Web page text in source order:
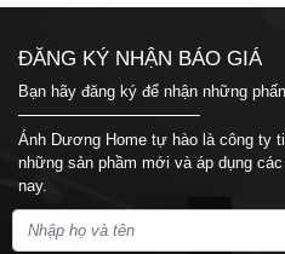
ĐĂNG KÝ NHẬN BÁO GIÁ
Bạn hãy đăng ký để nhận những
Ánh Dương Home tự hào là công ty
những sản phầm mới và áp dụng
nay.